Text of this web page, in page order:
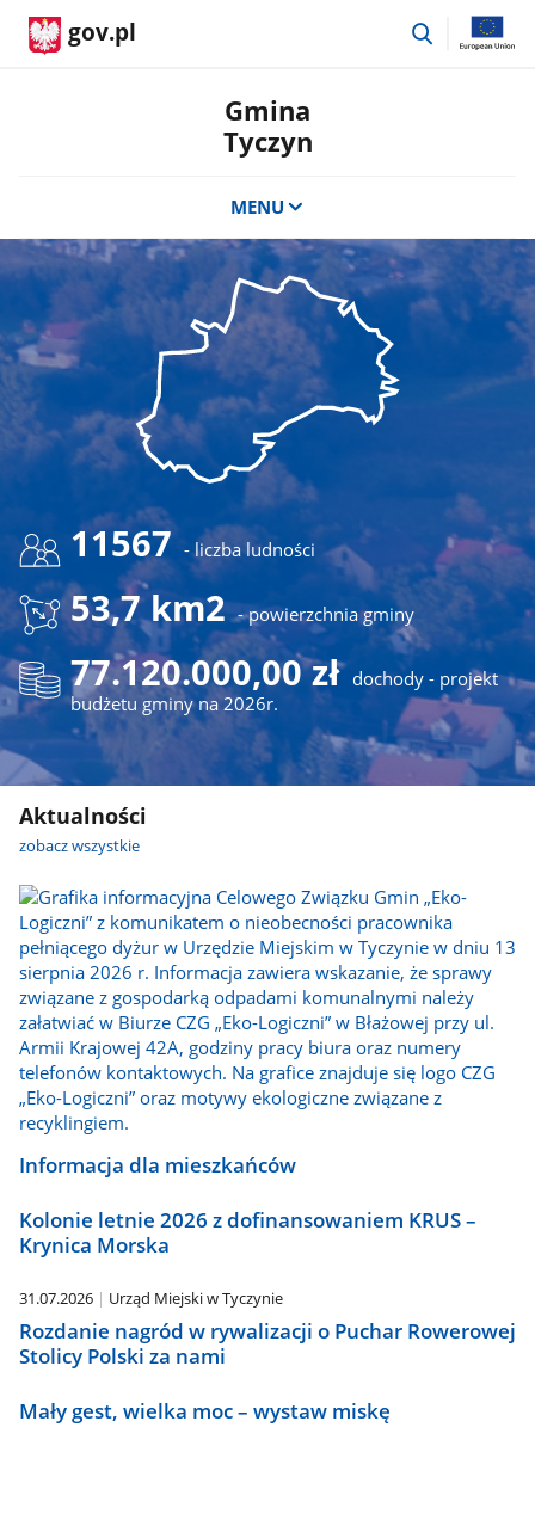
gov.pl
przejdź
Gmina
Tyczyn
MENU
11567 - liczba ludności
53,7 km2 - powierzchnia gminy
77.120.000,00 zł dochody - projekt
budżetu gminy na 2026r.
Aktualności
zobacz wszystkie
Informacja dla mieszkańców
Kolonie letnie 2026 z dofinansowaniem KRUS –
Krynica Morska
31.07.2026 Urząd Miejski w Tyczynie
Rozdanie nagród w rywalizacji o Puchar Rowerowej
Stolicy Polski za nami
Mały gest, wielka moc – wystaw miskę